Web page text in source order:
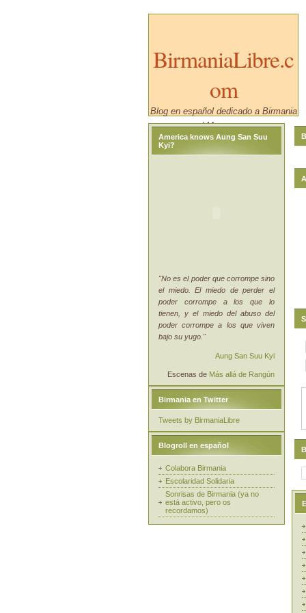
BirmaniaLibre.c
om
Blog en español dedicado a Birmania
/ Myanmar.
America knows Aung San Suu
Kyi?
"No es el poder que corrompe sino
el miedo. El miedo de perder el
poder corrompe a los que lo
tienen, y el miedo del abuso del
poder corrompe a los que viven
bajo su yugo."
Aung San Suu Kyi
Escenas de Más allá de Rangún
Birmania en Twitter
Tweets by BirmaniaLibre
Blogroll en español
Colabora Birmania
Escolaridad Solidaria
Sonrisas de Birmania (ya no
está activo, pero os
recordamos)